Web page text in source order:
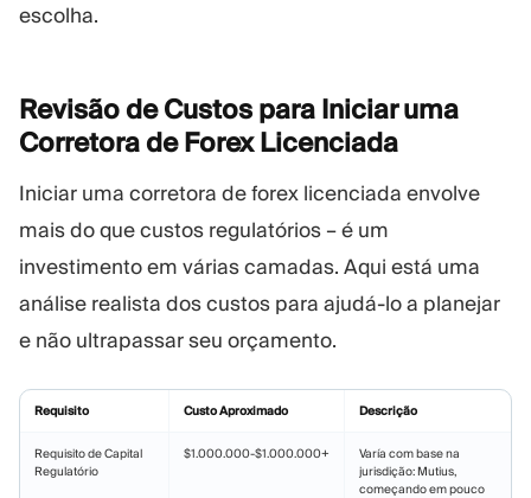
escolha.
Revisão de Custos para Iniciar uma
Corretora de ForexLicenciada
Iniciar uma corretora de forex licenciada envolve
mais do que custos regulatórios – é um
investimento em várias camadas. Aqui está uma
análise realista dos custos para ajudá-lo a planejar
e não ultrapassar seu orçamento.
Requisito Custo Aproximado Descrição
Requisito de Capital
Regulatório
$1.000.000-$1.000.000+
Varía com base na
jurisdição: Mutius,
começando em pouco